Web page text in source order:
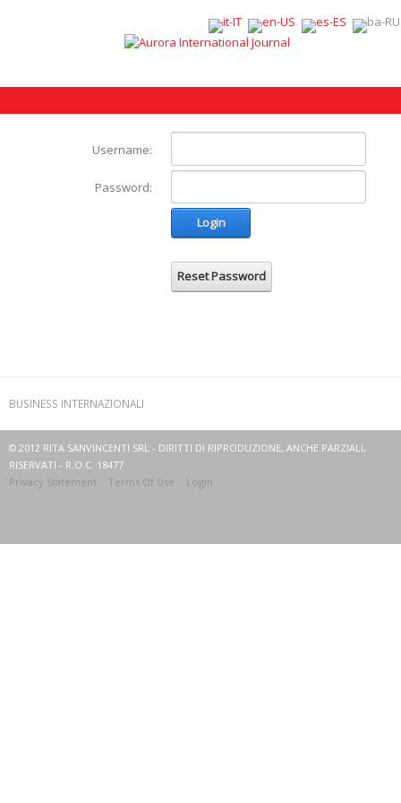
Username:
Password:
Login
Reset Password
BUSINESS INTERNAZIONALI
© 2012 RITA SANVINCENTI SRL - DIRITTI DI RIPRODUZIONE, ANCHE PARZIALI,
RISERVATI - R.O.C. 18477
Privacy Statement
Terms Of Use Login